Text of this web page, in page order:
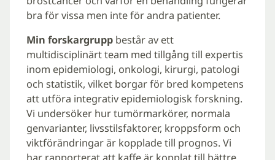
bra för vissa men inte för andra patienter.
Min forskargruppbestår av ett
multidisciplinärt team med tillgång till expertis
inom epidemiologi, onkologi, kirurgi, patologi
och statistik, vilket borgar för bred kompetens
att utföra integrativ epidemiologisk forskning.
Vi undersöker hur tumörmarkörer, normala
genvarianter, livsstilsfaktorer, kroppsform och
viktförändringar är kopplade till prognos. Vi